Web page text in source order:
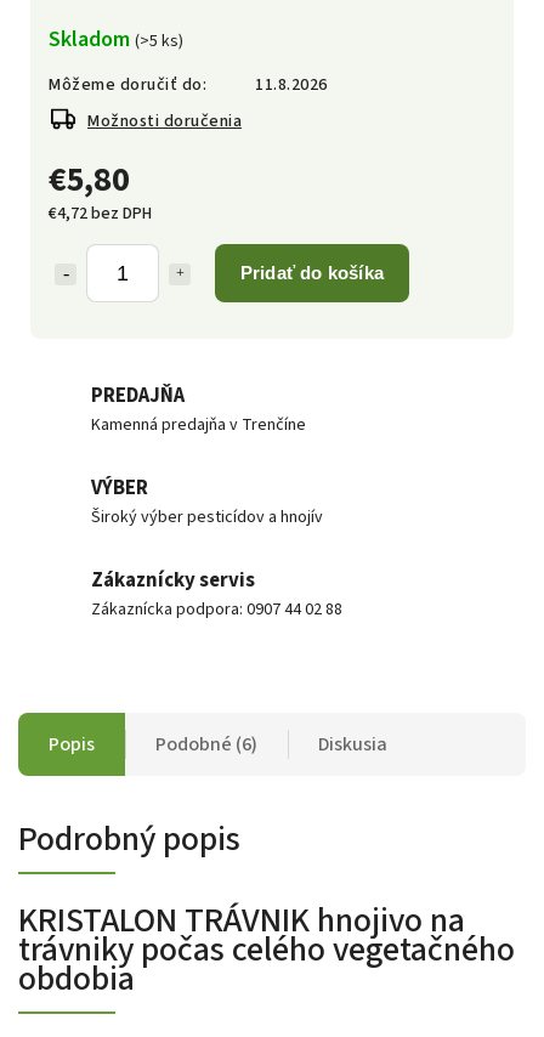
€5,80
€4,72 bez DPH
Pridať do košíka
Skladom (>5 ks)
Môžeme doručiť do:
11.8.2026
Možnosti doručenia
PREDAJŇA
Kamenná predajňa v Trenčíne
VÝBER
Široký výber pesticídov a hnojív
Zákaznícky servis
Zákaznícka podpora: 0907 44 02 88
Popis Podobné (6) Diskusia
Podrobný popis
KRISTALON TRÁVNIK hnojivo na
trávniky počas celého vegetačného
obdobia